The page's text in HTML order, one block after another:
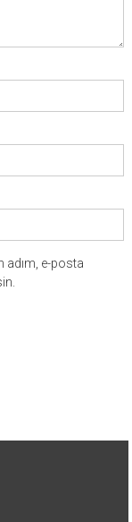
adım, e-posta